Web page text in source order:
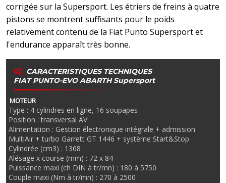
corrigée sur la Supersport. Les étriers de freins à quatre
pistons se montrent suffisants pour le poids
relativement contenu de la Fiat Punto Supersport et
l'endurance apparaît très bonne.
CARACTERISTIQUES TECHNIQUES
FIAT PUNTO-EVO ABARTH Supersport
MOTEUR
Type : 4 cylindres en ligne, 16 soupapes
Position : transversal AV
Alimentation : Gestion électronique intégrale + admission
MultiAir + turbo Garrett GT 1446 + système Start&Stop
Cylindrée (cm3) : 1368
Alésage x course (mm) : 72 x 84
Puissance maxi (ch DIN à tr/mn) : 180 à 5750
Couple maxi (Nm à tr/mn) : 270 à 2500